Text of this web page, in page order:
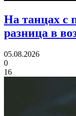
На танцах с
разница в
05.08.2026
0
16